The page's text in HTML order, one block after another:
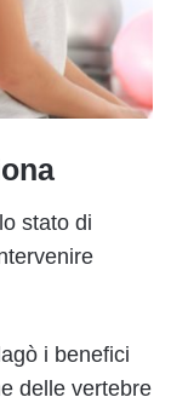
stato di
i benefici
delle vertebre